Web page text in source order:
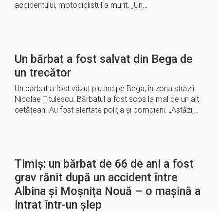
accidentului, motociclistul a murit. „Un…
Un bărbat a fost salvat din Bega de
un trecător
Un bărbat a fost văzut plutind pe Bega, în zona străzii
Nicolae Titulescu. Bărbatul a fost scos la mal de un alt
cetățean. Au fost alertate poliția și pompierii. „Astăzi,…
Timiș: un bărbat de 66 de ani a fost
grav rănit după un accident între
Albina și Moșnița Nouă – o mașină a
intrat într-un șlep